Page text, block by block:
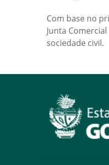
Com base no
Junta
sociedade civil.